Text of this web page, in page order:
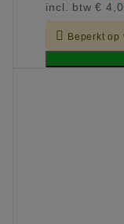
incl. btw€
 Beperkt op